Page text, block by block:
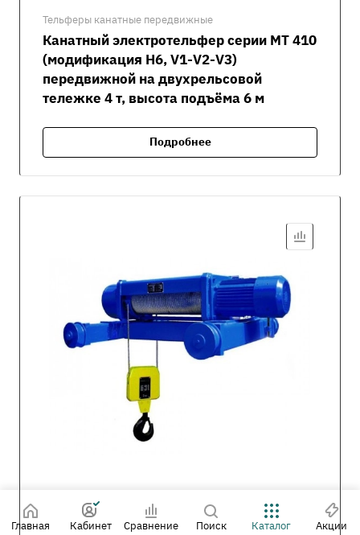
Тельферы канатные передвижные
Канатный электротельфер серии MT 410
(модификация H6, V1-V2-V3)
передвижной на двухрельсовой
тележке 4 т, высота подъёма 6 м
Подробнее
Главная Кабинет Сравнение Поиск Каталог Акции